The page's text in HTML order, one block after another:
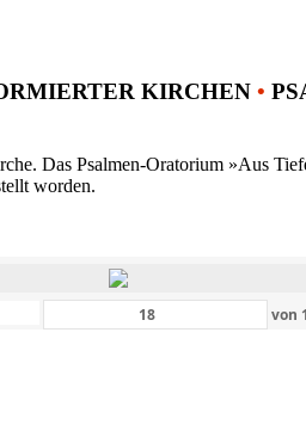
KIRCHEN •
Das Psalmen-Oratorium »Aus
worden.
von